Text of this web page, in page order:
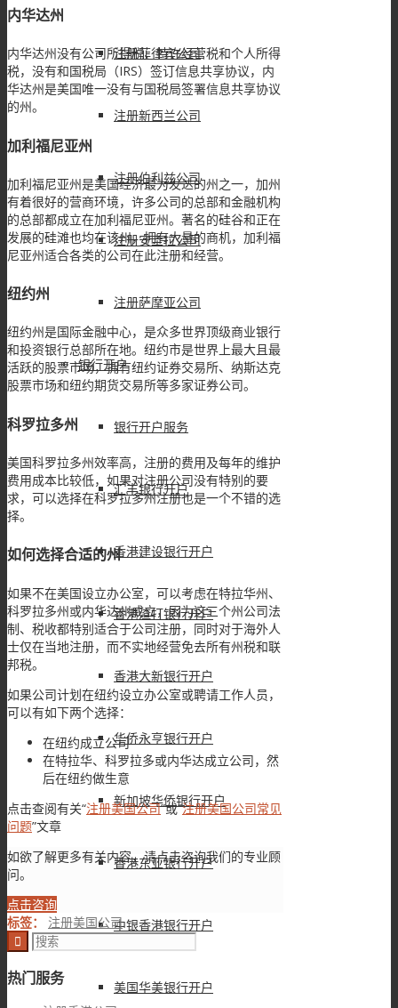
注册菲律宾公司
注册新西兰公司
注册伯利兹公司
注册安圭拉公司
注册萨摩亚公司
银行开户
银行开户服务
汇丰银行开户
香港建设银行开户
香港渣打银行开户
香港大新银行开户
华侨永亨银行开户
新加坡华侨银行开户
香港东亚银行开户
中银香港银行开户
美国华美银行开户
内华达州
内华达州没有公司所得税、特许经营税和个人所得
税，没有和国税局（IRS）签订信息共享协议，内
华达州是美国唯一没有与国税局签署信息共享协议
的州。
加利福尼亚州
加利福尼亚州是美国经济最为发达的州之一，加州
有着很好的营商环境，许多公司的总部和金融机构
的总部都成立在加利福尼亚州。著名的硅谷和正在
发展的硅滩也均在该州，拥有大量的商机，加利福
尼亚州适合各类的公司在此注册和经营。
纽约州
纽约州是国际金融中心，是众多世界顶级商业银行
和投资银行总部所在地。纽约市是世界上最大且最
活跃的股票市场，拥有纽约证券交易所、纳斯达克
股票市场和纽约期货交易所等多家证券公司。
科罗拉多州
美国科罗拉多州效率高，注册的费用及每年的维护
费用成本比较低，如果对注册公司没有特别的要
求，可以选择在科罗拉多州注册也是一个不错的选
择。
如何选择合适的州
如果不在美国设立办公室，可以考虑在特拉华州、
科罗拉多州或内华达州成立，因为这三个州公司法
制、税收都特别适合于公司注册，同时对于海外人
士仅在当地注册，而不实地经营免去所有州税和联
邦税。
如果公司计划在纽约设立办公室或聘请工作人员，
可以有如下两个选择：
在纽约成立公司
在特拉华、科罗拉多或内华达成立公司，然
后在纽约做生意
点击查阅有关“注册美国公司”或“注册美国公司常见
问题”文章
如欲了解更多有关内容，请点击咨询我们的专业顾
问。
点击咨询
标签：
注册美国公司
热门服务